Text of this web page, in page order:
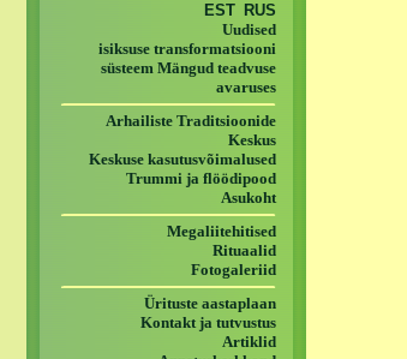
EST RUS
Uudised
isiksuse transformatsiooni
süsteem Mängud teadvuse
avaruses
Arhailiste Traditsioonide
Keskus
Keskuse kasutusvõimalused
Trummi ja flöödipood
Asukoht
Megaliitehitised
Rituaalid
Fotogaleriid
Ürituste aastaplaan
Kontakt ja tutvustus
Artiklid